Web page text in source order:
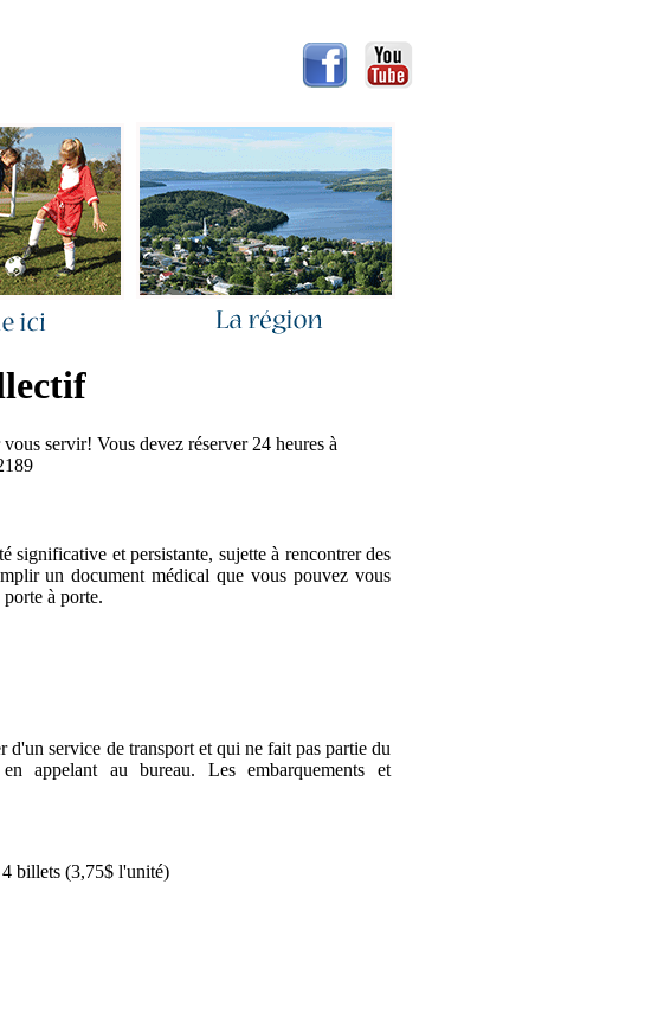
servir! Vous devez réserver 24 heures à
significative et persistante, sujette à rencontrer des
un document médical que vous pouvez vous
à porte.
d'un service de transport et qui ne fait pas partie du
appelant au bureau. Les embarquements et
billets (3,75$ l'unité)